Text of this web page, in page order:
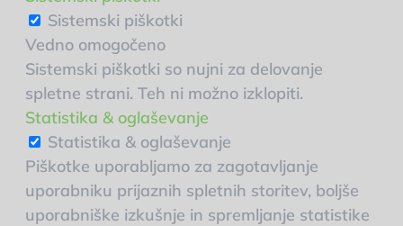
Sistemski piškotki
Vedno omogočeno
Sistemski piškotki so nujni za delovanje
spletne strani. Teh ni možno izklopiti.
Statistika & oglaševanje
Statistika & oglaševanje
Piškotke uporabljamo za zagotavljanje
uporabniku prijaznih spletnih storitev, boljše
uporabniške izkušnje in spremljanje statistike